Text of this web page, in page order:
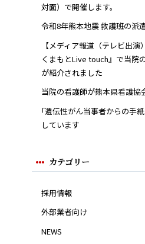
対面）で開催します。
令和8年熊本地震 救護班の派
【メディア報道（テレビ出
くまもとLive touch』で当院
が紹介されました
当院の看護師が熊本県看護協
｢遺伝性がん当事者からの手
しています
カテゴリー
採用情報
外部業者向け
NEWS